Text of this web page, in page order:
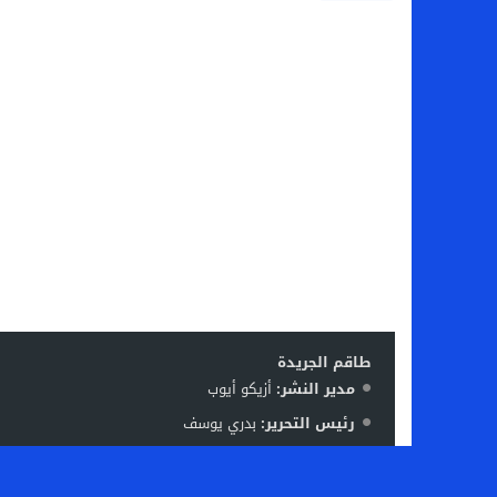
طاقم الجريدة
مدير النشر: أزيكو أيوب
رئيس التحرير: بدري يوسف